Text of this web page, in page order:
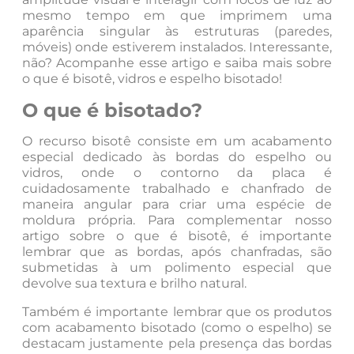
mesmo tempo em que imprimem uma
aparência singular às estruturas (paredes,
móveis) onde estiverem instalados. Interessante,
não? Acompanhe esse artigo e saiba mais sobre
o que é bisotê, vidros e espelho bisotado!
O que é bisotado?
O recurso bisotê consiste em um acabamento
especial dedicado às bordas do espelho ou
vidros, onde o contorno da placa é
cuidadosamente trabalhado e chanfrado de
maneira angular para criar uma espécie de
moldura própria. Para complementar nosso
artigo sobre o que é bisotê, é importante
lembrar que as bordas, após chanfradas, são
submetidas à um polimento especial que
devolve sua textura e brilho natural.
Também é importante lembrar que os produtos
com acabamento bisotado (como o espelho) se
destacam justamente pela presença das bordas